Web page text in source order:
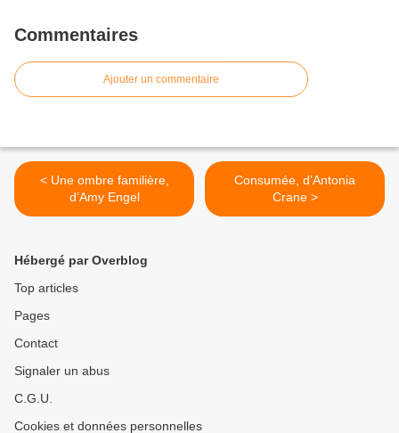
Commentaires
Ajouter un commentaire
< Une ombre familière,
d’Amy Engel
Consumée, d’Antonia
Crane >
Hébergé par Overblog
Top articles
Pages
Contact
Signaler un abus
C.G.U.
Cookies et données personnelles